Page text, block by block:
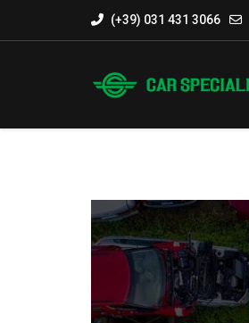
(+39) 031 431 3066